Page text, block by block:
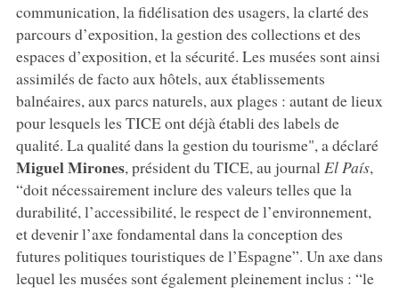
communication, la fidélisation des usagers, la clarté des
parcours d’exposition, la gestion des collections et des
espaces d’exposition, et la sécurité. Les musées sont ainsi
assimilés de facto aux hôtels, aux établissements
balnéaires, aux parcs naturels, aux plages : autant de lieux
pour lesquels les TICE ont déjà établi des labels de
qualité. La qualité dans la gestion du tourisme", a déclaré
Miguel Mirones, président du TICE, au journal El País,
“doit nécessairement inclure des valeurs telles que la
durabilité, l’accessibilité, le respect de l’environnement,
et devenir l’axe fondamental dans la conception des
futures politiques touristiques de l’Espagne”. Un axe dans
lequel les musées sont également pleinement inclus : “le